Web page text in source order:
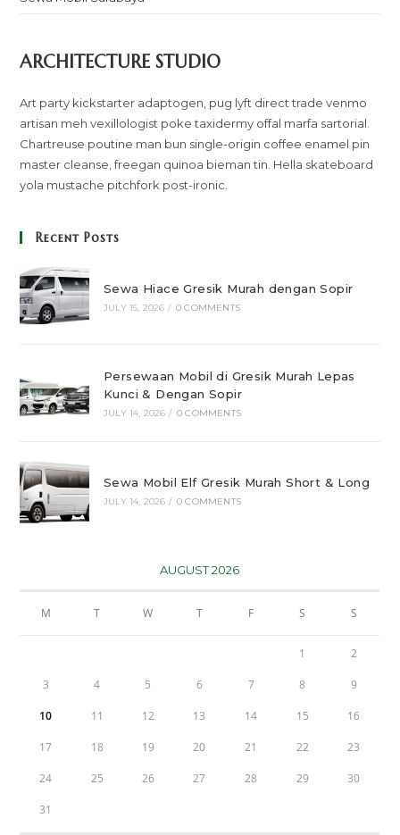
ARCHITECTURE STUDIO
Art party kickstarter adaptogen, pug lyft direct trade venmo
artisan meh vexillologist poke taxidermy offal marfa sartorial.
Chartreuse poutine man bun single-origin coffee enamel pin
master cleanse, freegan quinoa bieman tin. Hella skateboard
yola mustache pitchfork post-ironic.
Recent Posts
Sewa Hiace Gresik Murah dengan Sopir
JULY 15, 2026 / 0 COMMENTS
Persewaan Mobil di Gresik Murah Lepas
Kunci & Dengan Sopir
JULY 14, 2026 / 0 COMMENTS
Sewa Mobil Elf Gresik Murah Short & Long
JULY 14, 2026 / 0 COMMENTS
AUGUST 2026
M T W T F S S
1 2
3 4 5 6 7 8 9
10 11 12 13 14 15 16
17 18 19 20 21 22 23
24 25 26 27 28 29 30
31